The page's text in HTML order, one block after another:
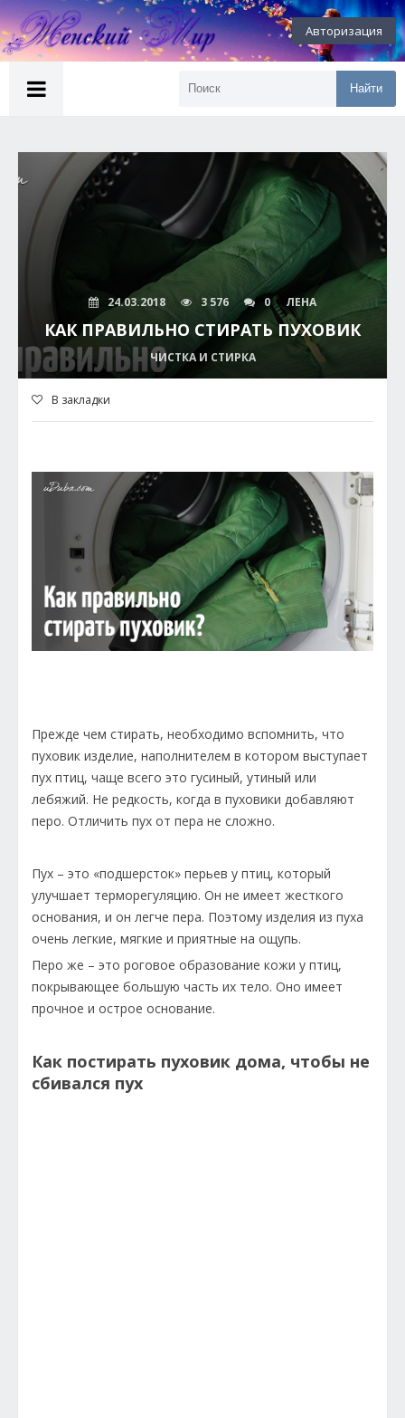
Авторизация
Найти
24.03.2018 3 576 0 ЛЕНА
КАК ПРАВИЛЬНО СТИРАТЬ ПУХОВИК
ЧИСТКА И СТИРКА
В закладки
Прежде чем стирать, необходимо вспомнить, что
пуховик изделие, наполнителем в котором выступает
пух птиц, чаще всего это гусиный, утиный или
лебяжий. Не редкость, когда в пуховики добавляют
перо. Отличить пух от пера не сложно.
Пух – это «подшерсток» перьев у птиц, который
улучшает терморегуляцию. Он не имеет жесткого
основания, и он легче пера. Поэтому изделия из пуха
очень легкие, мягкие и приятные на ощупь.
Перо же – это роговое образование кожи у птиц,
покрывающее большую часть их тело. Оно имеет
прочное и острое основание.
Как постирать пуховик дома, чтобы не
сбивался пух